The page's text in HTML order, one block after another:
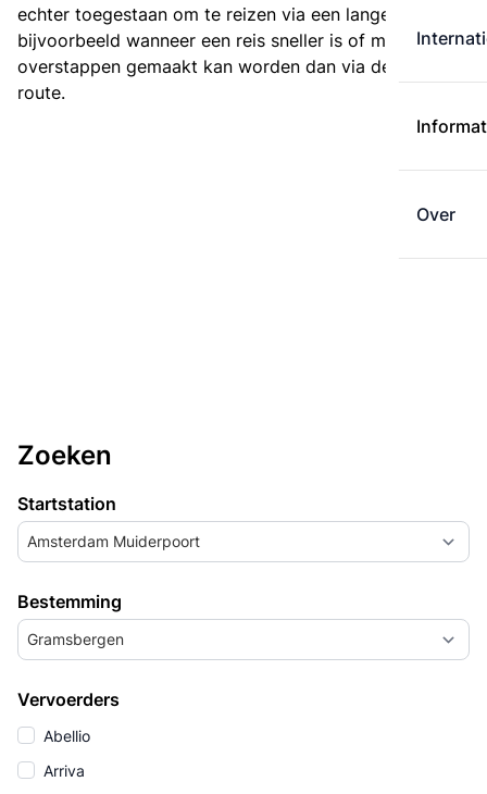
Over
echter toegestaan om te reizen via een langere route,
bijvoorbeeld wanneer een reis sneller is of met minder
overstappen gemaakt kan worden dan via de kortste
route.
Zoeken
Startstation
Amsterdam Muiderpoort
Bestemming
Gramsbergen
Vervoerders
Abellio
Arriva